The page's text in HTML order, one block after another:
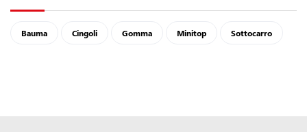
Bauma Cingoli Gomma Minitop Sottocarro